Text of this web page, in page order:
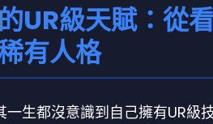
UR級天賦：從
有人格
一生都沒意識到自己擁有UR級